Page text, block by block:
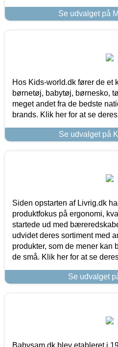
Se udvalget på
Hos Kids-world.dk fører de et
børnetøj, babytøj, børnesko,
meget andet fra de bedste
brands. Klik her for at se
Se udvalget på
Siden opstarten af Livrig.dk
produktfokus på ergonomi,
startede ud med
udvidet deres sortiment med
produkter, som de mener kan
de små. Klik her for at se
Se udvalget
Babysam.dk blev etableret i